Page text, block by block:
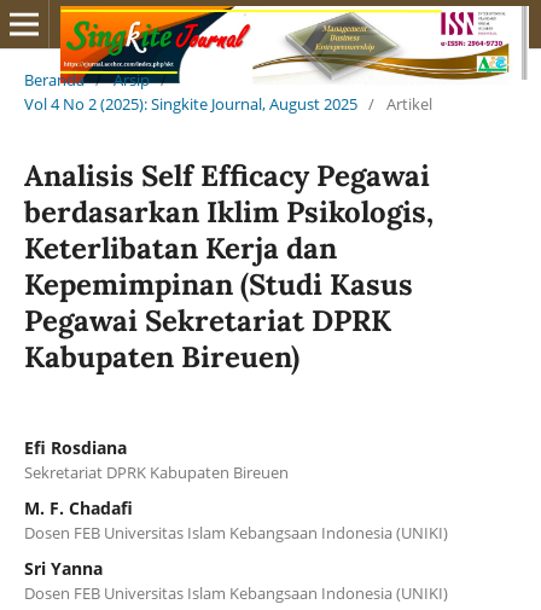
Beranda / Arsip /
Vol 4 No 2 (2025): Singkite Journal, August 2025 / Artikel
Analisis Self Efficacy Pegawai
berdasarkan Iklim Psikologis,
Keterlibatan Kerja dan
Kepemimpinan (Studi Kasus
Pegawai Sekretariat DPRK
Kabupaten Bireuen)
Efi Rosdiana
Sekretariat DPRK Kabupaten Bireuen
M. F. Chadafi
Dosen FEB Universitas Islam Kebangsaan Indonesia (UNIKI)
Sri Yanna
Dosen FEB Universitas Islam Kebangsaan Indonesia (UNIKI)